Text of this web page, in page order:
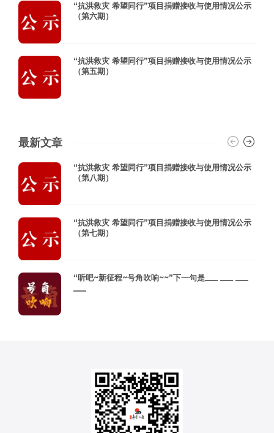
“抗洪救灾 希望同行”项目捐赠接收与使用情况公示
（第六期）
“抗洪救灾 希望同行”项目捐赠接收与使用情况公示
（第五期）
最新文章
“抗洪救灾 希望同行”项目捐赠接收与使用情况公示
（第八期）
“抗洪救灾 希望同行”项目捐赠接收与使用情况公示
（第七期）
“听吧~新征程~号角吹响~~”下一句是___ ___ ___
___